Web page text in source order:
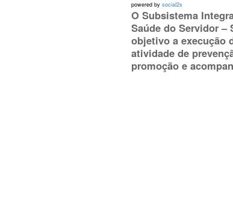
powered bysocial2s
O Subsistema
Saúde do Servidor –
objetivo a execução
atividade de
promoção e